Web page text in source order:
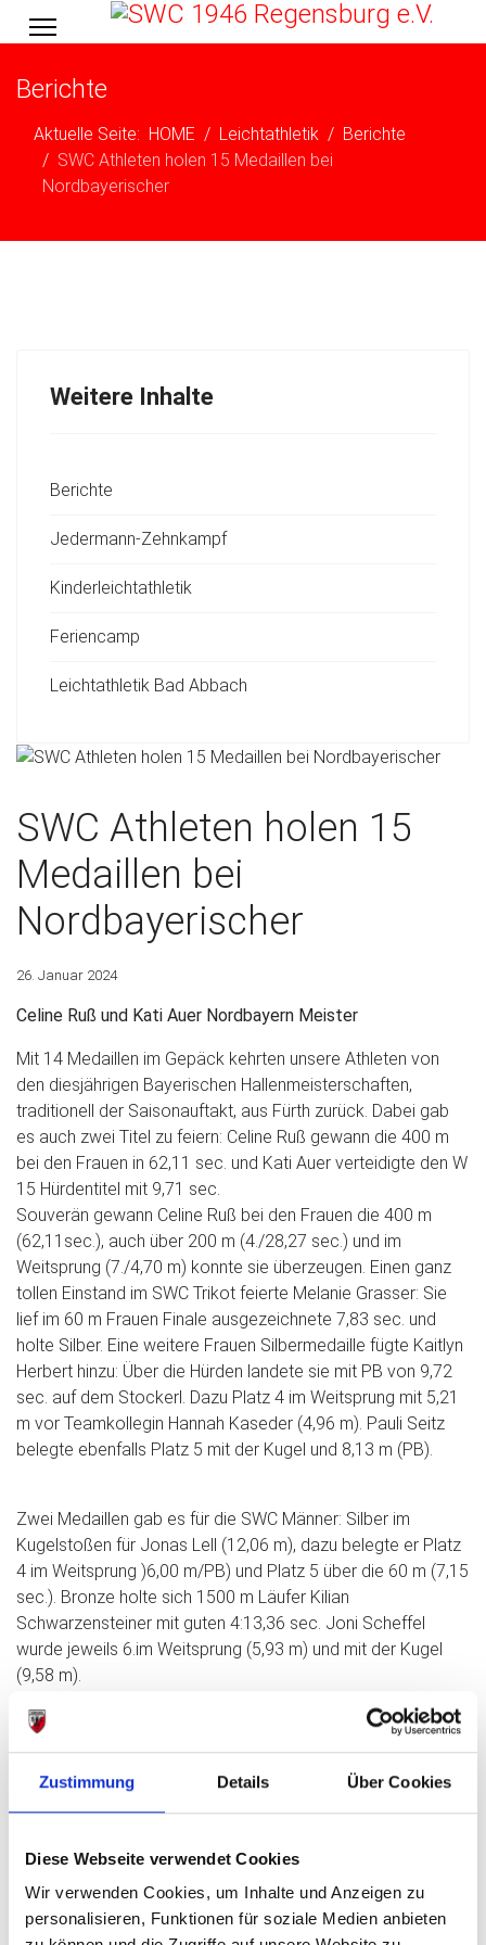
Zustimmung Details Über Cookies
Diese Webseite verwendet Cookies
Wir verwenden Cookies, um Inhalte und Anzeigen zu
personalisieren, Funktionen für soziale Medien anbieten
Berichte
Aktuelle Seite: HOME Leichtathletik
Berichte
SWC Athleten holen 15 Medaillen bei
Nordbayerischer
Weitere Inhalte
Berichte
Jedermann-Zehnkampf
Kinderleichtathletik
Feriencamp
Leichtathletik Bad Abbach
SWC Athleten holen 15
Medaillen bei
Nordbayerischer
26. Januar 2024
Celine Ruß und Kati Auer Nordbayern Meister
Mit 14 Medaillen im Gepäck kehrten unsere Athleten von
den diesjährigen Bayerischen Hallenmeisterschaften,
traditionell der Saisonauftakt, aus Fürth zurück. Dabei gab
es auch zwei Titel zu feiern: Celine Ruß gewann die 400 m
bei den Frauen in 62,11 sec. und Kati Auer verteidigte den W
15 Hürdentitel mit 9,71 sec.
Souverän gewann Celine Ruß bei den Frauen die 400 m
(62,11sec.), auch über 200 m (4./28,27 sec.) und im
Weitsprung (7./4,70 m) konnte sie überzeugen. Einen ganz
tollen Einstand im SWC Trikot feierte Melanie Grasser: Sie
lief im 60 m Frauen Finale ausgezeichnete 7,83 sec. und
holte Silber. Eine weitere Frauen Silbermedaille fügte Kaitlyn
Herbert hinzu: Über die Hürden landete sie mit PB von 9,72
sec. auf dem Stockerl. Dazu Platz 4 im Weitsprung mit 5,21
m vor Teamkollegin Hannah Kaseder (4,96 m). Pauli Seitz
belegte ebenfalls Platz 5 mit der Kugel und 8,13 m (PB).
Zwei Medaillen gab es für die SWC Männer: Silber im
Kugelstoßen für Jonas Lell (12,06 m), dazu belegte er Platz
4 im Weitsprung )6,00 m/PB) und Platz 5 über die 60 m (7,15
sec.). Bronze holte sich 1500 m Läufer Kilian
Schwarzensteiner mit guten 4:13,36 sec. Joni Scheffel
wurde jeweils 6.im Weitsprung (5,93 m) und mit der Kugel
(9,58 m).
200 m (27,13 sec.), im 60 m Endlauf belgte sie mit 8,23 sec.
Platz 7. Bronze holte sich Stabhochspringerin Kati Ertl
diesmal über die 800 m in guten 2:2927 sec. Valerie
Paula Hacjl (8,23 m). Nach seinem Hochsprungsieg vor einer
Woche komplettierte Justus Höhe in der U 20 seine
Medaillensammling: Silber mit der Kugel (11,17 m) und
Bronze im Weitsprung (6,09 m/PB). Über die Hürden belegte